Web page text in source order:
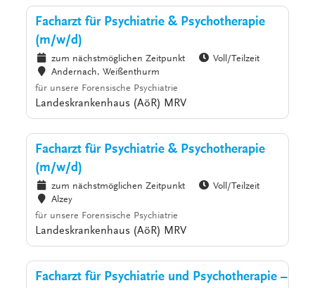
Facharzt für Psychiatrie & Psychotherapie
(m/w/d)
zum nächstmöglichen Zeitpunkt
Voll/Teilzeit
Andernach, Weißenthurm
für unsere Forensische Psychiatrie
Landeskrankenhaus (AöR) MRV
Facharzt für Psychiatrie & Psychotherapie
(m/w/d)
zum nächstmöglichen Zeitpunkt
Voll/Teilzeit
Alzey
für unsere Forensische Psychiatrie
Landeskrankenhaus (AöR) MRV
Facharzt für Psychiatrie und Psychotherapie –